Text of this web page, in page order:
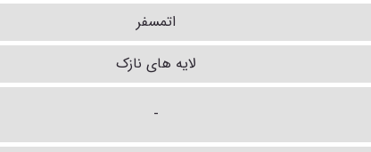
اتمسفر
لایه های نازک
-